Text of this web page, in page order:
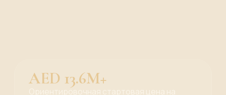
AED 13.6M+
Ориентировочная стартовая цена на